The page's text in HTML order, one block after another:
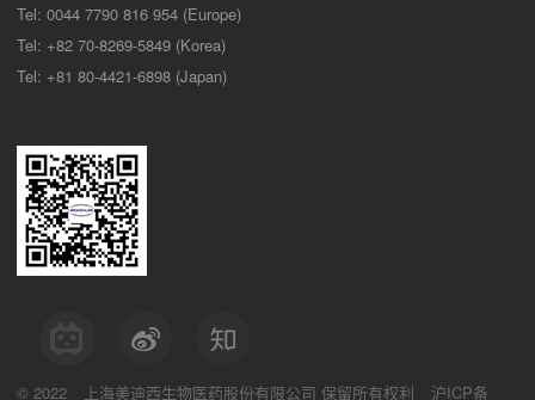
Tel: 0044 7790 816 954 (Europe)
Tel: +82 70-8269-5849 (Korea)
Tel: +81 80-4421-6898 (Japan)
© 2022 上海美迪西生物医药股份有限公司 保留所有权利 沪ICP备